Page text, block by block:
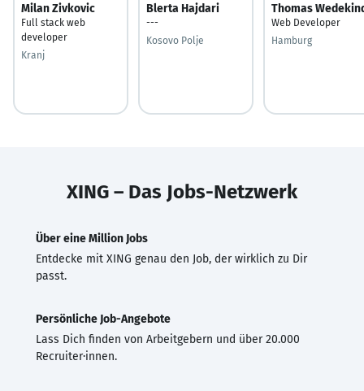
Milan Zivkovic
Full stack web
developer
Kranj
Blerta Hajdari
---
Kosovo Polje
Thomas
Web Developer
Hamburg
XING – Das Jobs-Netzwerk
Über eine Million Jobs
Entdecke mit XING genau den Job, der wirklich zu Dir
passt.
Persönliche Job-Angebote
Lass Dich finden von Arbeitgebern und über 20.000
Recruiter·innen.